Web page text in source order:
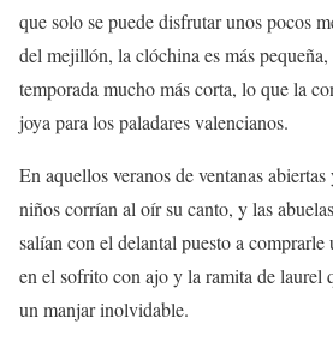
que solo se puede disfrutar unos pocos
del mejillón, la clóchina es más pequeña,
temporada mucho más corta, lo que la
joya para los paladares valencianos.
En aquellos veranos de ventanas
niños corrían al oír su canto, y las
salían con el delantal puesto a
en el sofrito con ajo y la ramita de laurel
un manjar inolvidable.